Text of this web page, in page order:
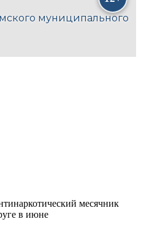
муниципального
месячник
в июне